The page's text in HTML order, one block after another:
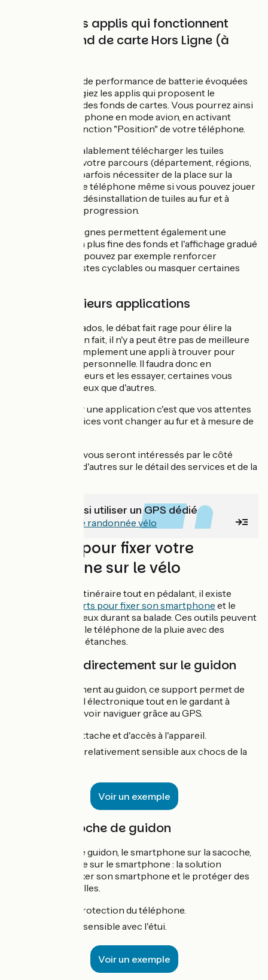
Privilégiez les applis qui fonctionnent
avec des fond de carte Hors Ligne (à
Pour les raisons de performance de batterie évoquées
plus haut, privilégiez les applis qui proposent le
téléchargement des fonds de cartes. Vous pourrez ainsi
utiliser votre téléphone en mode avion, en activant
uniquement la fonction "Position" de votre téléphone.
Vous devrez préalablement télécharger les tuiles
concernées par votre parcours (département, régions,
pays). Cela peut parfois nécessiter de la place sur la
mémoire de votre téléphone même si vous pouvez jouer
sur l'installation/désinstallation de tuiles au fur et à
mesure de votre progression.
Les cartes hors lignes permettent également une
personnalisation plus fine des fonds et l'affichage gradué
des détails. Vous pouvez par exemple renforcer
l'affichage des pistes cyclables ou masquer certaines
Essayer plusieurs applications
Chez les afficionados, le débat fait rage pour élire la
meilleure appli. En fait, il n'y a peut être pas de meilleure
appli mais tout simplement une appli à trouver pour
chaque pratique personnelle. Il faudra donc en
télécharger plusieurs et les essayer, certaines vous
conviendront mieux que d'autres.
Ce qui est sûr sur une application c'est que vos attentes
en terme de services vont changer au fur et à mesure de
Certains d'entre vous seront intéressés par le côté
"performances", d'autres sur le détail des services et de la
Vous pouvez aussi utiliser un GPS dédié
Choisir son GPS de randonnée vélo
Supports pour fixer votre
smartphone sur le vélo
Pour suivre son itinéraire tout en pédalant, il existe
différents supports pour fixer son smartphone et le
garder sous les yeux durant sa balade. Ces outils peuvent
parfois protéger le téléphone de la pluie avec des
housses ou étuis étanches.
Support fixé directement sur le guidon
Attaché directement au guidon, ce support permet de
fixer son appareil électronique tout en le gardant à
portée, pour pouvoir naviguer grâce au GPS.
simplicité d'attache et d'accès à l'appareil.
non étanche, relativement sensible aux chocs de la
Voir un exemple
Etui sur sacoche de guidon
La sacoche sur le guidon, le smartphone sur la sacoche,
le GPS en marche sur le smartphone : la solution
adéquate pour fixer son smartphone et le protéger des
averses potentielles.
étanchéité, protection du téléphone.
tactile moins sensible avec l'étui.
Voir un exemple